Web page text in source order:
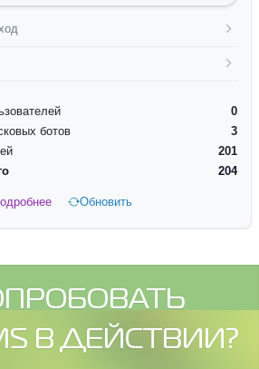
0
ботов
3
201
204
Обновить
В ДЕЙСТВИИ?